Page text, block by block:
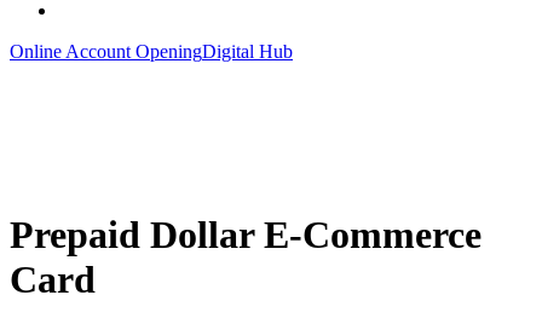
Online Account OpeningDigital Hub
Prepaid Dollar E-Commerce
Card